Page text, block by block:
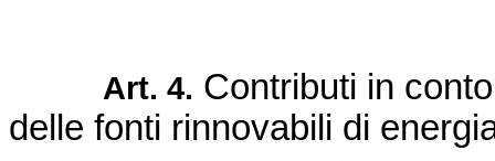
Art. 4. Contributi in
delle fonti rinnovabili di